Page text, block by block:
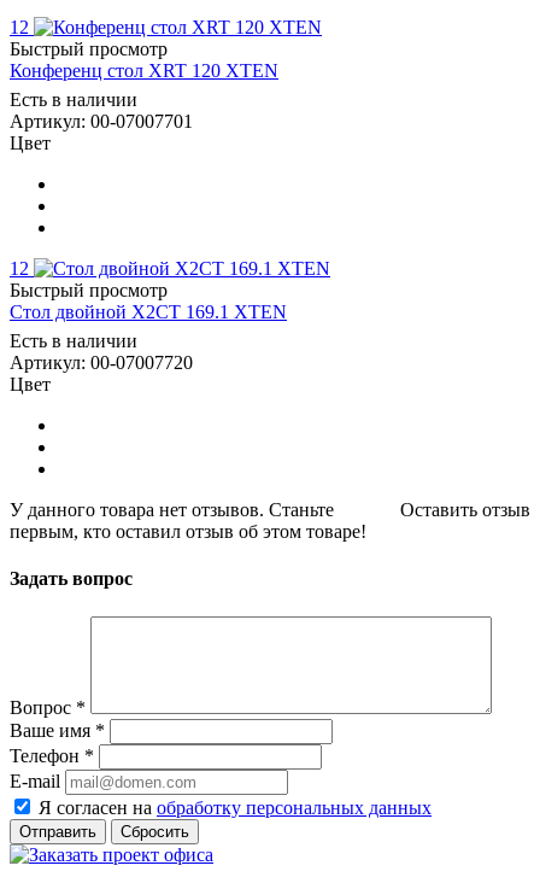
12
Быстрый просмотр
Конференц стол XRT 120 XTEN
Есть в наличии
Артикул: 00-07007701
Цвет
12
Быстрый просмотр
Стол двойной X2CT 169.1 XTEN
Есть в наличии
Артикул: 00-07007720
Цвет
Оставить отзыв
У данного товара нет отзывов. Станьте
первым, кто оставил отзыв об этом товаре!
Задать вопрос
Вопрос *
Ваше имя *
Телефон *
E-mail
Я согласен на обработку персональных данных
Сбросить